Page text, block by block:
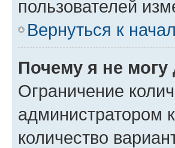
пользователей
Вернуться к
Почему я не
Ограничение
администратором
количество